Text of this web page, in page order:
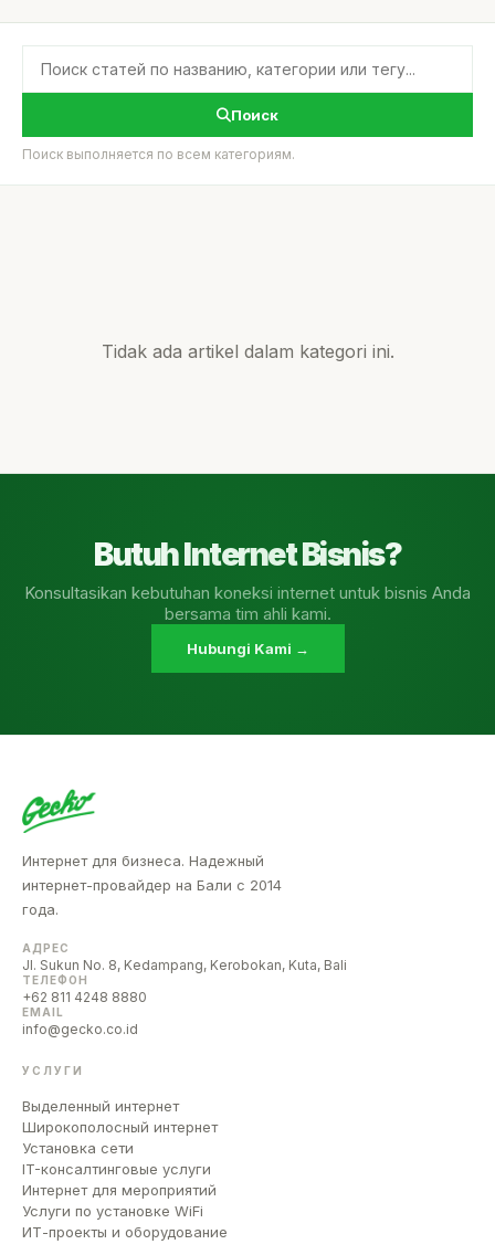
Поиск
Поиск выполняется по всем категориям.
Tidak ada artikel dalam kategori ini.
Butuh Internet Bisnis?
Konsultasikan kebutuhan koneksi internet untuk bisnis Anda
bersama tim ahli kami.
Hubungi Kami →
Интернет для бизнеса. Надежный
интернет-провайдер на Бали с 2014
года.
АДРЕС
Jl. Sukun No. 8, Kedampang, Kerobokan, Kuta, Bali
ТЕЛЕФОН
+62 811 4248 8880
EMAIL
info@gecko.co.id
УСЛУГИ
Выделенный интернет
Широкополосный интернет
Установка сети
IT-консалтинговые услуги
Интернет для мероприятий
Услуги по установке WiFi
ИТ-проекты и оборудование